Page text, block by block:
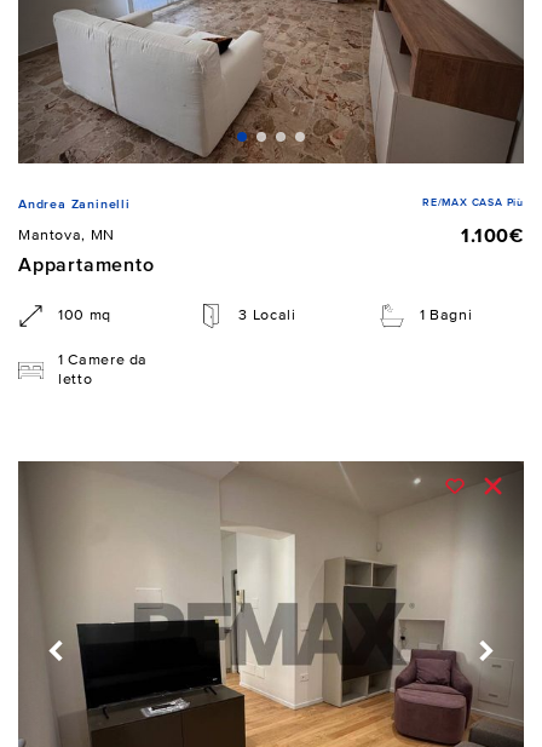
Andrea Zaninelli RE/MAX CASA Più
Mantova, MN
1.100€
Appartamento
100 mq 3 Locali 1 Bagni
1 Camere da
letto